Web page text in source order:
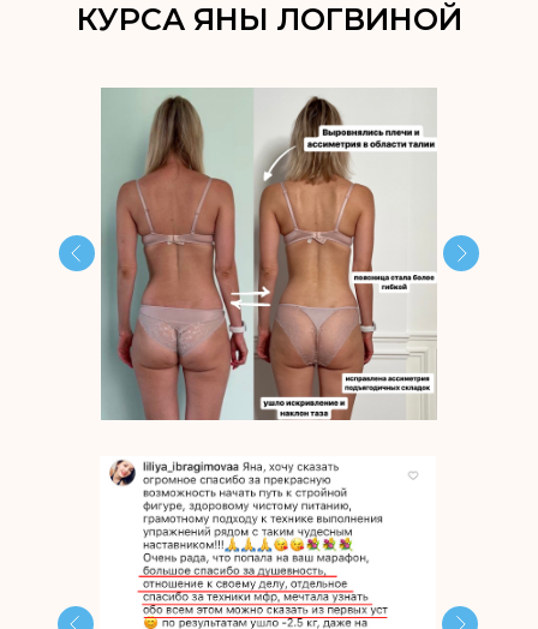
КУРСА ЯНЫ ЛОГВИНОЙ